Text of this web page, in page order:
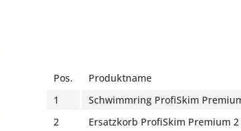
Pos. Produktname
1
Schwimmring ProfiSkim
2
Ersatzkorb ProfiSkim Premium